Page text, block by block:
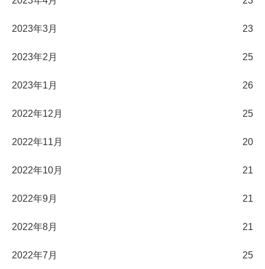
2023年3月 23
2023年2月 25
2023年1月 26
2022年12月 25
2022年11月 20
2022年10月 21
2022年9月 21
2022年8月 21
2022年7月 25